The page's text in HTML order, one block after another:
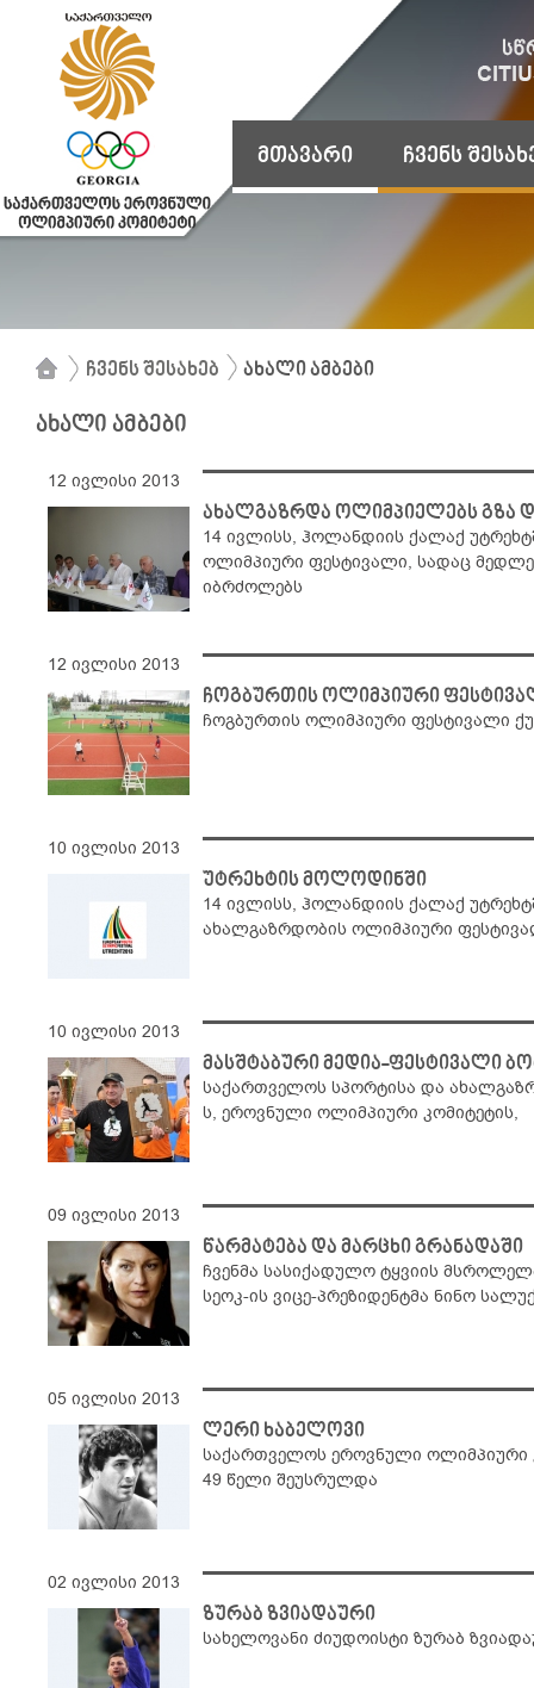
მთავარი ჩვენს
ჩვენს შესახებ ახალი ამბები
ახალი ამბები
12 ივლისი 2013
ახალგაზრდა ოლიმპიელებს გზა
14 ივლისს, ჰოლანდიის ქალაქ
ოლიმპიური ფესტივალი, სადაც
იბრძოლებს
12 ივლისი 2013
ჩოგბურთის ოლიმპიური
ჩოგბურთის ოლიმპიური ფესტივალი
10 ივლისი 2013
უტრეხტის მოლოდინში
14 ივლისს, ჰოლანდიის ქალაქ
ახალგაზრდობის ოლიმპიური
10 ივლისი 2013
მასშტაბური მედია-ფესტივალი
საქართველოს სპორტისა და
ს, ეროვნული ოლიმპიური კომიტეტის,
09 ივლისი 2013
წარმატება და მარცხი გრანადაში
ჩვენმა სასიქადულო ტყვიის
სეოკ-ის ვიცე-პრეზიდენტმა ნინო
05 ივლისი 2013
ლერი ხაბელოვი
საქართველოს ეროვნული ოლიმპიური
49 წელი შეუსრულდა
02 ივლისი 2013
ზურაბ ზვიადაური
სახელოვანი ძიუდოისტი ზურაბ